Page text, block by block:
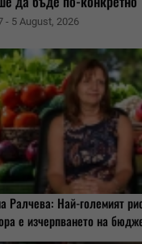
- 5 August, 2026
Ралчева: Най-големият
е изчерпването на